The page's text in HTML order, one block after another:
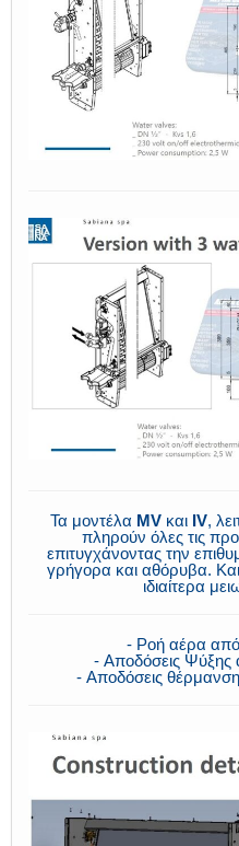
Τα μοντέλα MVκαι IV,
πληρούν όλες τις
επιτυγχάνοντας την
γρήγορα και αθόρυβα.
ιδιαίτερα
- Ροή αέρα
- Αποδόσεις
- Αποδόσεις